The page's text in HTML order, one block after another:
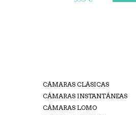
CÁMARAS CLÁSICAS
CÁMARAS INSTANTÁNEAS
CÁMARAS LOMO